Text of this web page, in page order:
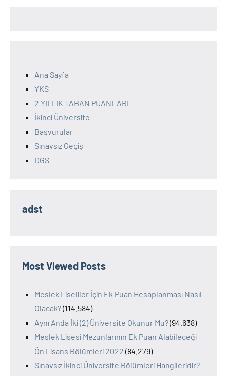
Ana Sayfa
YKS
2 YILLIK TABAN PUANLARI
İkinci Üniversite
Başvurular
Sınavsız Geçiş
DGS
adst
Most Viewed Posts
Meslek Liseliler İçin Ek Puan Hesaplanması Nasıl
Olacak?(114.584)
Aynı Anda İki (2) Üniversite Okunur Mu?(94.638)
Meslek Lisesi Mezunlarının Ek Puan Alabileceği
Ön Lisans Bölümleri 2022 (84.279)
Sınavsız İkinci Üniversite Bölümleri Hangileridir?